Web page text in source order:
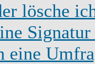
lösche
Signatur
eine